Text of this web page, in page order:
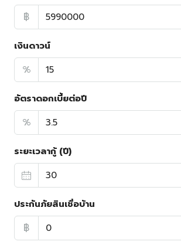
฿
เงินดาวน์
%
อัตราดอกเบี้ยต่อปี
%
ระยะเวลากู้ (ปี)
ประกันภัยสินเชื่อบ้าน
฿